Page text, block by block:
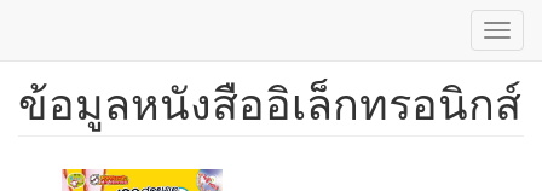
ข้าม
ข้อมูลหนังสืออิเล็กทรอนิกส์